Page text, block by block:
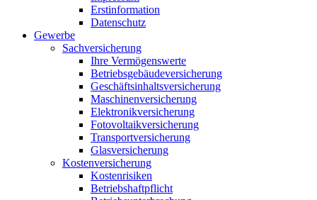
Erstinformation
Datenschutz
Gewerbe
Sachversicherung
Ihre Vermögenswerte
Betriebsgebäudeversicherung
Geschäftsinhaltsversicherung
Maschinenversicherung
Elektronikversicherung
Fotovoltaikversicherung
Transportversicherung
Glasversicherung
Kostenversicherung
Kostenrisiken
Betriebshaftpflicht